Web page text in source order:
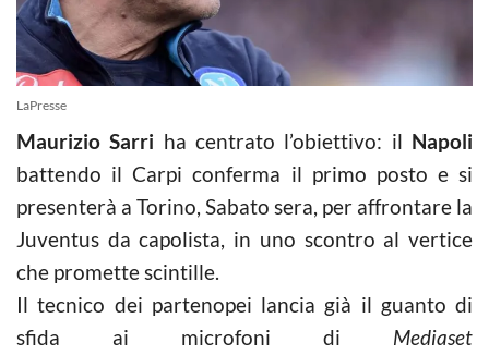
LaPresse
Maurizio Sarri ha centrato l’obiettivo: il Napoli
battendo il Carpi conferma il primo posto e si
presenterà a Torino, Sabato sera, per affrontare la
Juventus da capolista, in uno scontro al vertice
che promette scintille.
Il tecnico dei partenopei lancia già il guanto di
sfida ai microfoni di Mediaset